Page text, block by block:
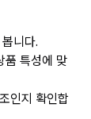
니다.
품 특성에 맞
인지 확인합